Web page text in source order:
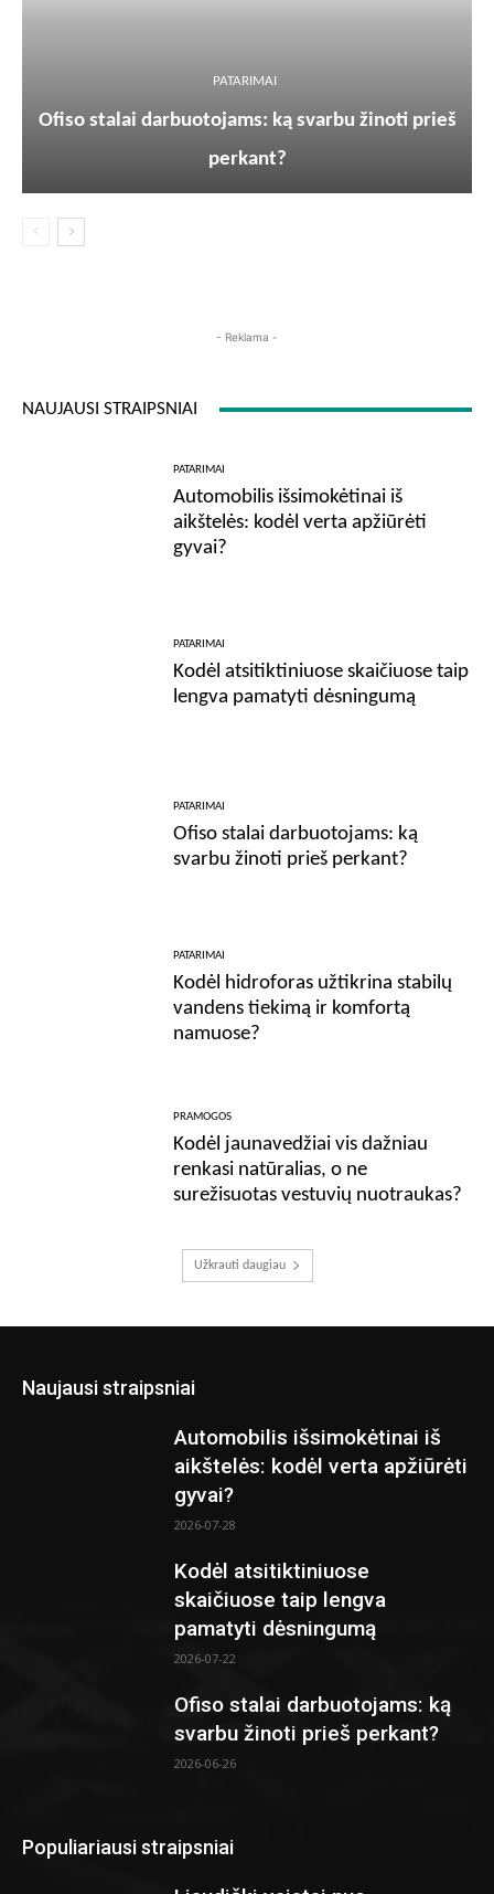
PATARIMAI
Ofiso stalai darbuotojams: ką svarbu žinoti prieš
perkant?
- Reklama -
NAUJAUSI STRAIPSNIAI
PATARIMAI
Automobilis išsimokėtinai iš
aikštelės: kodėl verta apžiūrėti
gyvai?
PATARIMAI
Kodėl atsitiktiniuose skaičiuose taip
lengva pamatyti dėsningumą
PATARIMAI
Ofiso stalai darbuotojams: ką
svarbu žinoti prieš perkant?
PATARIMAI
Kodėl hidroforas užtikrina stabilų
vandens tiekimą ir komfortą
namuose?
PRAMOGOS
Kodėl jaunavedžiai vis dažniau
renkasi natūralias, o ne
surežisuotas vestuvių nuotraukas?
Užkrauti daugiau
Naujausi straipsniai
Automobilis išsimokėtinai iš
aikštelės: kodėl verta apžiūrėti
gyvai?
2026-07-28
Kodėl atsitiktiniuose
skaičiuose taip lengva
pamatyti dėsningumą
2026-07-22
Ofiso stalai darbuotojams: ką
svarbu žinoti prieš perkant?
2026-06-26
Populiariausi straipsniai